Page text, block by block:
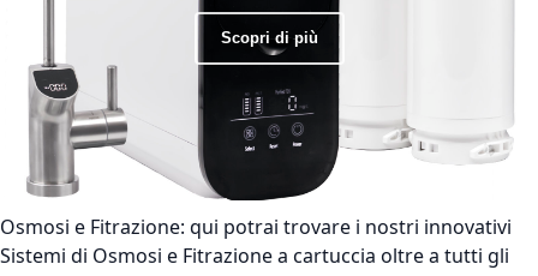
Scopri di più
Osmosi e Fitrazione: qui potrai trovare i nostri innovativi
Sistemi di Osmosi e Fitrazione a cartuccia oltre a tutti gli